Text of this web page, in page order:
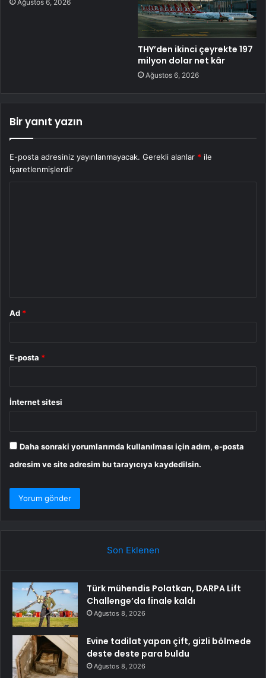
Ağustos 6, 2026
THY’den ikinci çeyrekte 197
milyon dolar net kâr
Ağustos 6, 2026
Bir yanıt yazın
E-posta adresiniz yayınlanmayacak. Gerekli alanlar * ile
işaretlenmişlerdir
Ad *
E-posta *
İnternet sitesi
Daha sonraki yorumlarımda kullanılması için adım, e-posta
adresim ve site adresim bu tarayıcıya kaydedilsin.
Son Eklenen
Türk mühendis Polatkan, DARPA Lift
Challenge’da finale kaldı
Ağustos 8, 2026
Evine tadilat yapan çift, gizli bölmede
deste deste para buldu
Ağustos 8, 2026